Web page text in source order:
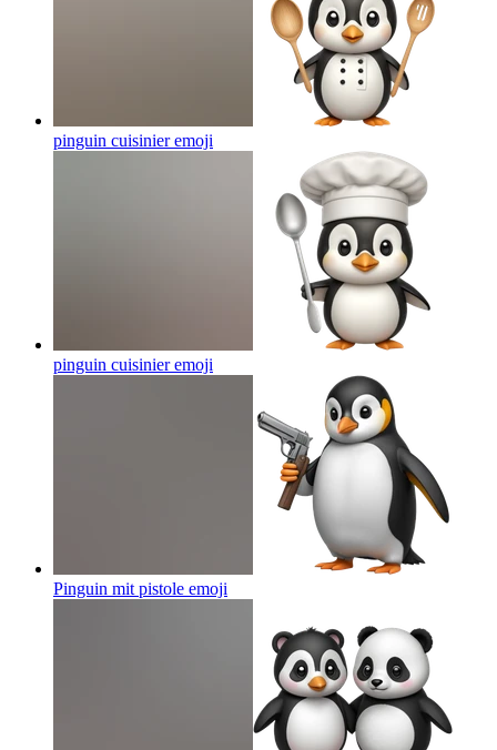
pinguin cuisinieremoji
pinguin cuisinieremoji
Pinguin mit pistole emoji